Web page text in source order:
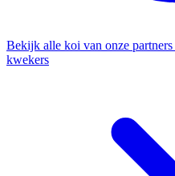
Bekijk alle koi van onze partners
kwekers